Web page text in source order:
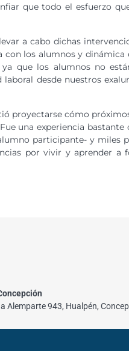
que todo el esfuerzo
a cabo dichas
los alumnos y
que los alumnos no
desde nuestros
proyectarse cómo
una experiencia
participante- y miles
por vivir y aprender
Alemparte 943, Hualpén,